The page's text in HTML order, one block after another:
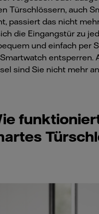
Türschlössern, auch
passiert das nicht
die Eingangstür zu
und einfach per
entsperren.
sind Sie nicht mehr